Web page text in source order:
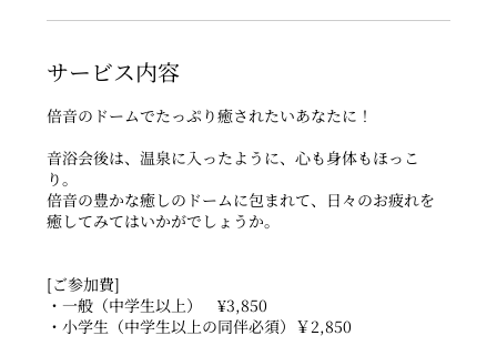
サービス内容
倍音のドームでたっぷり癒されたいあなたに！
音浴会後は、温泉に入ったように、心も身体もほっこ
り。
倍音の豊かな癒しのドームに包まれて、日々のお疲れを
癒してみてはいかがでしょうか。
[ご参加費]
・一般（中学生以上） ¥3,850
・小学生（中学生以上の同伴必須）￥2,850